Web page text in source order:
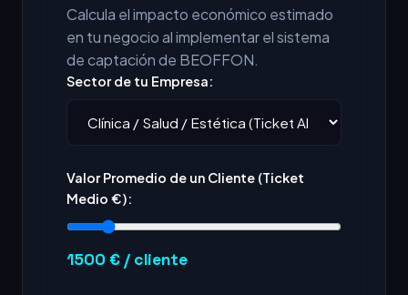
Calcula el impacto económico estimado
en tu negocio al implementar el sistema
de captación de BEOFFON.
Sector de tu Empresa:
Valor Promedio de un Cliente (Ticket
Medio €):
1500 € / cliente